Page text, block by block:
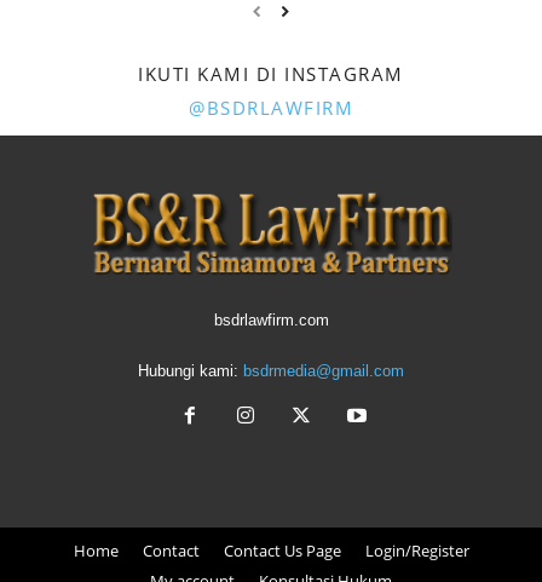
IKUTI KAMI DI INSTAGRAM
@BSDRLAWFIRM
bsdrlawfirm.com
Hubungi kami: bsdrmedia@gmail.com
Home Contact Contact Us Page
Login/Register